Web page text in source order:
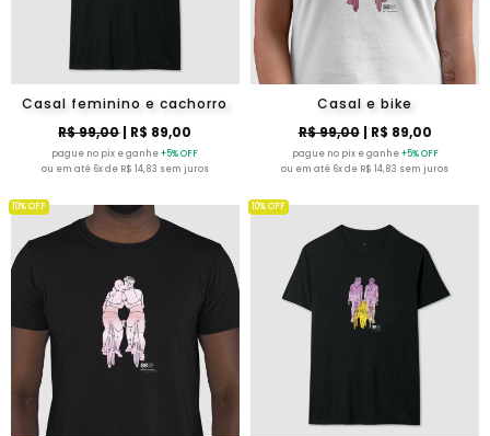
Casal feminino e cachorro
R$ 99,00| R$ 89,00
pague no pix e ganhe+5% OFF
ou em até 6x de R$ 14,83 sem juros
Casal e bike
R$ 99,00| R$ 89,00
pague no pix e ganhe+5% OFF
ou em até 6x de R$ 14,83 sem juros
10% OFF 10% OFF